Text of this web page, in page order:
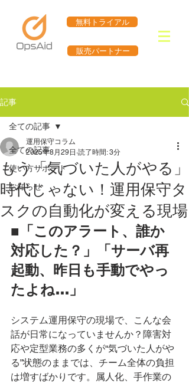
無料トライアル
販売パートナー
記事
全ての記事
使い方サポート
お知らせ
全ての記事
もう「気づいた人がやる」
時代じゃない！運用保守タ
スクの自動化が変える現場
運用保守コラム
2025年8月29日 読了時間: 3分
■「このアラート、誰か
対応した？」「サーバ再
起動、昨日も手動でやっ
たよね…」
システム運用保守の現場で、こんな会
話が日常になっていませんか？障害対
応や定型業務の多くが“気づいた人がや
る”状態のままでは、チーム全体の負担
は増すばかりです。属人化、手作業の